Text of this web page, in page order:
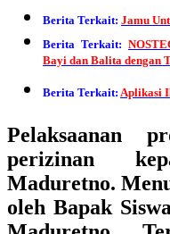
Berita Terkait: Jamu
Berita Terkait:
Bayi dan Balita dengan
Berita Terkait: Aplikasi
Pelaksaanan
perizinan
Maduretno.
oleh Bapak